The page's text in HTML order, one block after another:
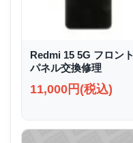
Redmi 15 5G フロント
パネル交換修理
11,000円(税込)